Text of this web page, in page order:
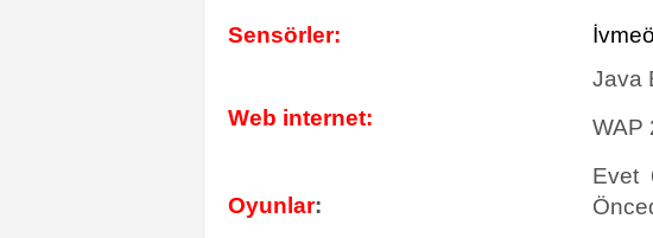
Sensörler:
Web internet:
Oyunlar:
Java
WAP
Evet